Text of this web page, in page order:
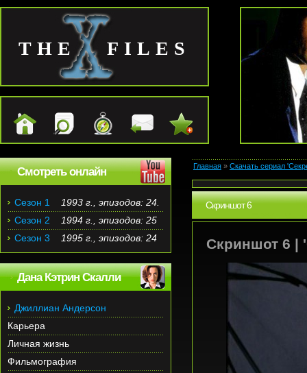
THE FILES
Главная » Скачать сериал
Скриншот 6
Скриншот 6 |
Смотреть онлайн
Сезон 1
1993 г., эпизодов: 24.
Сезон 2
1994 г., эпизодов: 25
Сезон 3
1995 г., эпизодов: 24
Дана Кэтрин Скалли
Джиллиан Андерсон
Карьера
Личная жизнь
Фильмография